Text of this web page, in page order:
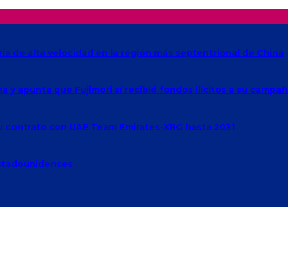
de alta velocidad en la región más septentrional de China
y apunta que Fujimori sí recibió fondos ilícitos a su
con UAE Team Emirates-XRG hasta 2031